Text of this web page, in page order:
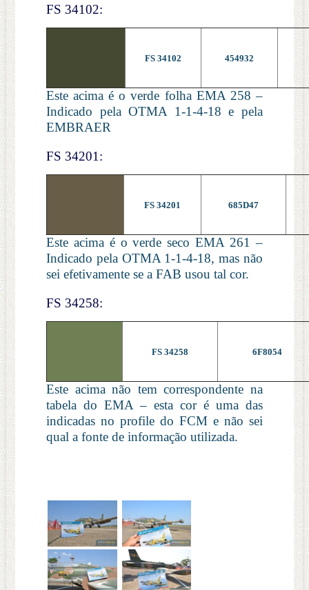
FS 34102:
FS 34102 454932
Este acima é o verde folha EMA 258 –
Indicado pela OTMA 1-1-4-18 e pela
EMBRAER
FS 34201:
FS 34201 685D47
Este acima é o verde seco EMA 261 –
Indicado pela OTMA 1-1-4-18, mas não
sei efetivamente se a FAB usou tal cor.
FS 34258:
FS 34258 6F8054
Este acima não tem correspondente na
tabela do EMA – esta cor é uma das
indicadas no profile do FCM e não sei
qual a fonte de informação utilizada.